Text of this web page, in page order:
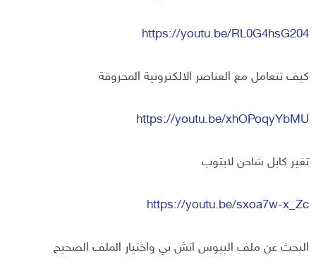
https://youtu.be/RL0G4hsG204
كيف تتعامل مع العناصر الالكترونية المحروقة
https://youtu.be/xhOPoqyYbMU
تغير كابل شاحن لابتوب
https://youtu.be/sxoa7w-x_Zc
البحث عن ملف البيوس اتش بي واختيار الملف الصحيح